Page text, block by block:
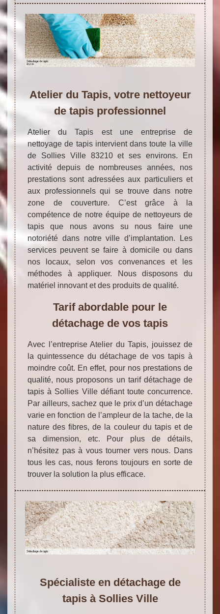
Atelier du Tapis, votre nettoyeur
de tapis professionnel
Atelier du Tapis est une entreprise de
nettoyage de tapis intervient dans toute la ville
de Sollies Ville 83210 et ses environs. En
activité depuis de nombreuses années, nos
prestations sont adressées aux particuliers et
aux professionnels qui se trouve dans notre
zone de couverture. C’est grâce à la
compétence de notre équipe de nettoyeurs de
tapis que nous avons su nous faire une
notoriété dans notre ville d’implantation. Les
services peuvent se faire à domicile ou dans
nos locaux, selon vos convenances et les
méthodes à appliquer. Nous disposons du
matériel innovant et des produits de qualité.
Tarif abordable pour le
détachage de vos tapis
Avec l’entreprise Atelier du Tapis, jouissez de
la quintessence du détachage de vos tapis à
moindre coût. En effet, pour nos prestations de
qualité, nous proposons un tarif détachage de
tapis à Sollies Ville défiant toute concurrence.
Par ailleurs, sachez que le prix d’un détachage
varie en fonction de l’ampleur de la tache, de la
nature des fibres, de la couleur du tapis et de
sa dimension, etc. Pour plus de détails,
n’hésitez pas à vous tourner vers nous. Dans
tous les cas, nous ferons toujours en sorte de
trouver la solution la plus efficace.
Spécialiste en détachage de
tapis à Sollies Ville